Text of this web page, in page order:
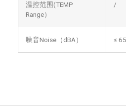
温控范围(TEMP
Range）
/
噪音Noise（dBA） ≤ 65